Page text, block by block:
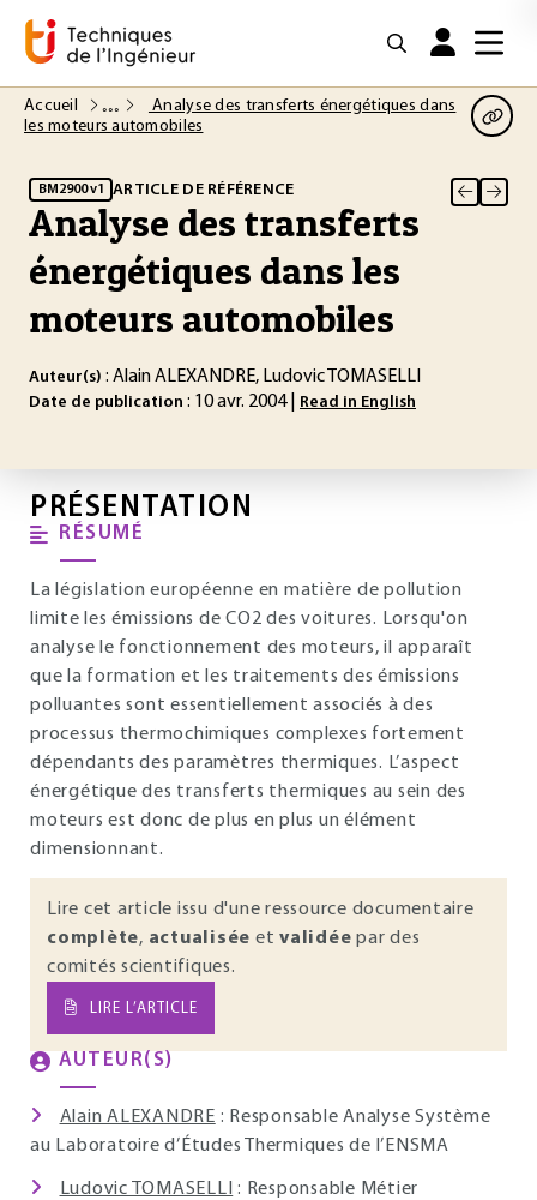
Accueil
Analyse des transferts énergétiques dans
les moteurs automobiles
BM2900 v1 ARTICLE DE RÉFÉRENCE
Analyse des transferts
énergétiques dans les
moteurs automobiles
Auteur(s) : Alain ALEXANDRE, Ludovic TOMASELLI
Date de publication : 10 avr. 2004 | Read in English
PRÉSENTATION
RÉSUMÉ
La législation européenne en matière de pollution
limite les émissions de CO2 des voitures. Lorsqu'on
analyse le fonctionnement des moteurs, il apparaît
que la formation et les traitements des émissions
polluantes sont essentiellement associés à des
processus thermochimiques complexes fortement
dépendants des paramètres thermiques. L’aspect
énergétique des transferts thermiques au sein des
moteurs est donc de plus en plus un élément
dimensionnant.
Lire cet article issu d'une ressource documentaire
complète, actualisée et validée par des
comités scientifiques.
LIRE L’ARTICLE
AUTEUR(S)
Alain ALEXANDRE : Responsable Analyse Système
au Laboratoire d’Études Thermiques de l’ENSMA
Ludovic TOMASELLI : Responsable Métier